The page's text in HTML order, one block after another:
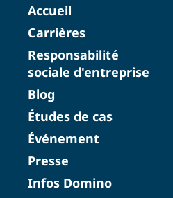
Accueil
Carrières
Responsabilité
sociale d'entreprise
Blog
Études de cas
Événement
Presse
Infos Domino